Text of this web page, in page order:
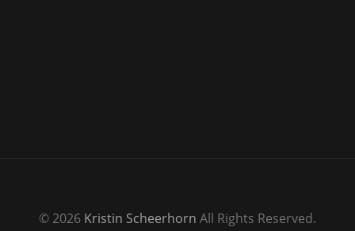
© 2026 Kristin Scheerhorn All Rights Reserved.